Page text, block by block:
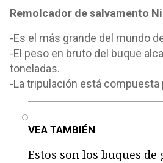
Remolcador de salvamento
-Es el más grande del mundo
-El peso en bruto del buque
toneladas.
-La tripulación está compuesta
VEA TAMBIÉN
Estos son los buques